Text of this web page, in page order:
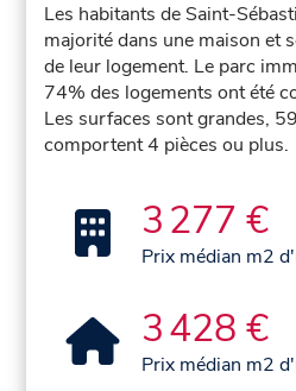
Les habitants de Saint-
majorité dans une maison et
de leur logement. Le parc
74% des logements ont été
Les surfaces sont grandes,
comportent 4 pièces ou plus.
3 277 €
Prix médian m2
3 428 €
Prix médian m2